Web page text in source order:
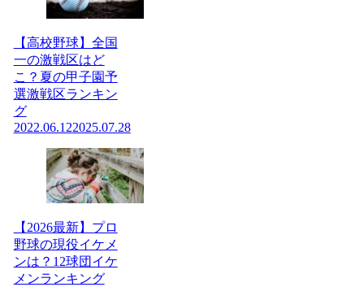
【高校野球】全国
一の激戦区はど
こ？夏の甲子園予
選激戦区ランキン
グ
2022.06.122025.07.28
【2026最新】プロ
野球の現役イケメ
ンは？12球団イケ
メンランキング